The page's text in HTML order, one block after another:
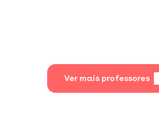
Ver mais professores